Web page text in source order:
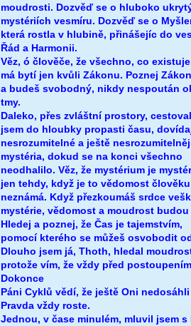
moudrosti. Dozvěď se o hluboko
mystériích vesmíru. Dozvěď se o
která rostla v hlubině, přinášejíc do
Řád a Harmonii.
Věz, ó člověče, že všechno, co
má bytí jen kvůli Zákonu. Poznej Zákon
a budeš svobodný, nikdy nespoután
tmy.
Daleko, přes zvláštní prostory, cestoval
jsem do hloubky propasti času,
nesrozumitelné a ještě
mystéria, dokud se na konci všechno
neodhalilo. Věz, že mystérium je
jen tehdy, když je to vědomost člověku
neznámá. Když přezkoumáš srdce
mystérie, vědomost a moudrost
Hledej a poznej, že Čas je tajemstvím,
pomocí kterého se můžeš osvobodit
Dlouho jsem já, Thoth, hledal
protože vím, že vždy před
Dokonce
Páni Cyklů vědí, že ještě Oni
Pravda vždy roste.
Jednou, v čase minulém, mluvil jsem